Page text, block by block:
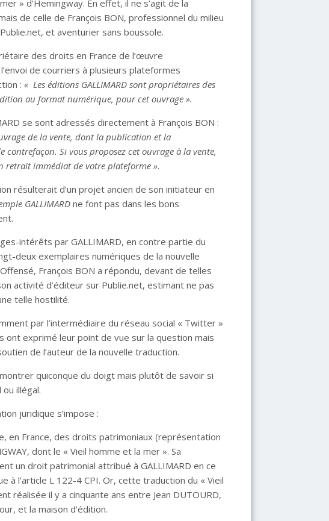
» d’Hemingway. En effet, il ne s’agit de la
de celle de François BON, professionnel du milieu
et aventurier sans boussole.
des droits en France de l’œuvre
de courriers à plusieurs plateformes
: « Les éditions GALLIMARD sont propriétaires des
au format numérique, pour cet ouvrage ».
se sont adressés directement à François BON :
de la vente, dont la publication et la
Si vous proposez cet ouvrage à la vente,
retrait immédiat de votre plateforme ».
résulterait d’un projet ancien de son initiateur en
GALLIMARDne font pas dans les bons
intérêts par GALLIMARD, en contre partie du
deux exemplaires numériques de la nouvelle
François BON a répondu, devant de telles
activité d’éditeur sur Publie.net, estimant ne pas
telle hostilité.
par l’intermédiaire du réseau social « Twitter »
ont exprimé leur point de vue sur la question mais
de l’auteur de la nouvelle traduction.
quiconque du doigt mais plutôt de savoir si
illégal.
juridique s’impose :
en France, des droits patrimoniaux (représentation
dont le « Vieil homme et la mer ». Sa
un droit patrimonial attribué à GALLIMARD en ce
à l’article L 122-4 CPI. Or, cette traduction du « Vieil
réalisée il y a cinquante ans entre Jean DUTOURD,
et la maison d’édition.